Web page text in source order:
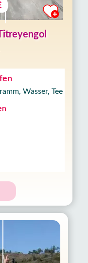
Wasser, Tee